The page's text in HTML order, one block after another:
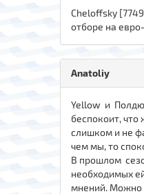
Cheloffsky
отборе на
Anatoliy
Yellow и
беспокоит,
слишком и не
чем мы, то
В прошлом
необходимых
мнений. Можно